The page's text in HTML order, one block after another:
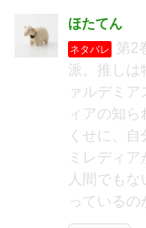
ほたてん
ネタバレ
第2
派。推しは
ァルデミ
ィアの知
くせに、
ミレディ
人間でも
っているの